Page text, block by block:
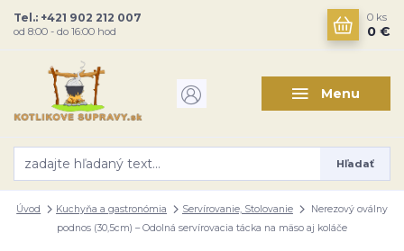
Menu
Hľadať
Tel.: +421 902 212 007
od 8:00 - do 16:00 hod
0 ks
0 €
Úvod Kuchyňa a gastronómia Servírovanie, Stolovanie
Nerezový oválny
podnos (30,5cm) – Odolná servírovacia tácka na mäso aj koláče